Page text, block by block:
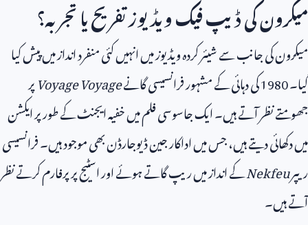
میکرون کی ڈیپ فیک ویڈیوز تفریح یا تجربہ؟
میکرون کی جانب سے شیئر کردہ ویڈیوز میں انہیں کئی منفرد انداز میں پیش کیا
گیا۔1980کی دہائی کے مشہور فرانسیسی گانےVoyage Voyageپر
جھومتے نظر آتے ہیں۔ ایک جاسوسی فلم میں خفیہ ایجنٹ کے طور پر ایکشن
میں دکھائی دیتے ہیں، جس میں اداکار جین ڈیوجارڈن بھی موجود ہیں۔ فرانسیسی
ریپرNekfeuکے انداز میں ریپ گاتے ہوئے اور اسٹیج پر پرفارم کرتے نظر
آتے ہیں۔